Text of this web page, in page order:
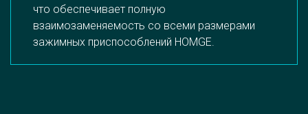
что обеспечивает полную
взаимозаменяемость со всеми размерами
зажимных приспособлений HOMGE.